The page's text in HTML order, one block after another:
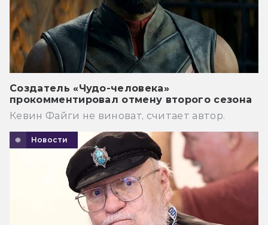
Создатель «Чудо-человека»
прокомментировал отмену второго сезона
Кевин Файги не виноват, считает автор.
Новости